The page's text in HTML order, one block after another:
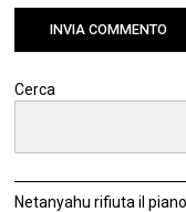
Cerca
Netanyahu rifiuta il